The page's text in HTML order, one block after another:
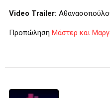
Video Trailer:
Προπώληση Μάστερ και